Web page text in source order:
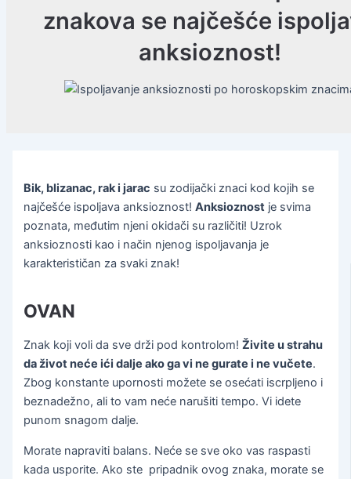
znakova se najčešće
anksioznost!
Bik, blizanac, rak i jarac su zodijački znaci kod kojih se
najčešće ispoljava anksioznost!Anksioznost je svima
poznata, međutim njeni okidači su različiti! Uzrok
anksioznosti kao i način njenog ispoljavanja je
karakterističan za svaki znak!
OVAN
Znak koji voli da sve drži pod kontrolom!Živite u strahu
da život neće ići dalje ako ga vi ne gurate i ne vučete.
Zbog konstante upornosti možete se osećati iscrpljeno i
beznadežno, ali to vam neće narušiti tempo. Vi idete
punom snagom dalje.
Morate napraviti balans. Neće se sve oko vas raspasti
kada usporite. Ako ste pripadnik ovog znaka, morate se